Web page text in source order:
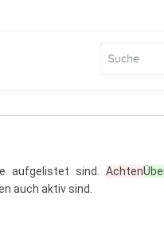
aufgelistet sind.Achten
auch aktiv sind.